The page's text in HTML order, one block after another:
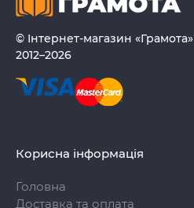
© Інтернет-магазин «Грамота»
2012–2026
Корисна інформація
Головна
Доставка та оплата